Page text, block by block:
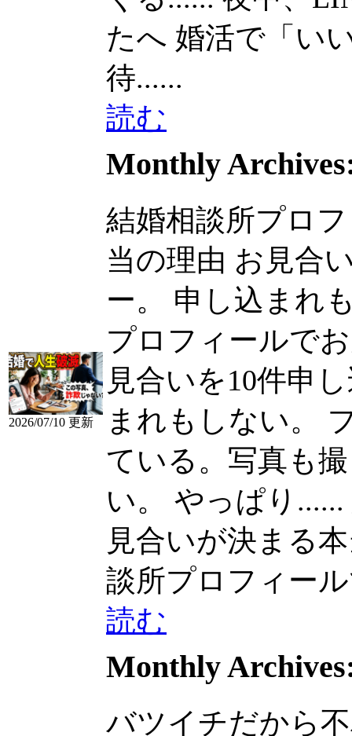
たへ 婚活で「い
待......
読む
2026/07/10 更新
Monthly
結婚相談所プロ
当の理由 お見合
ー。 申し込まれ
プロフィールで
見合いを10件申
まれもしない。
ている。写真も
い。 やっぱり......
見合いが決まる
談所プロフィー
読む
Monthly
バツイチだから